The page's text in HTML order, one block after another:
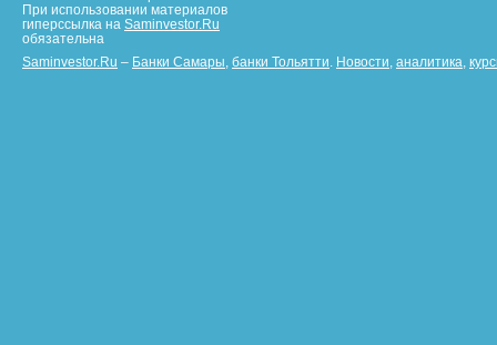
При использовании материалов
гиперссылка на Saminvestor.Ru
обязательна
Saminvestor.Ru – Банки Самары банки Тольятти Новости аналитика